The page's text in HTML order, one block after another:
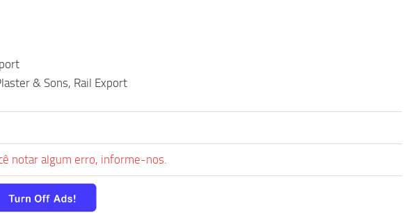
& Sons, Rail Export
notar algum erro, informe-nos.